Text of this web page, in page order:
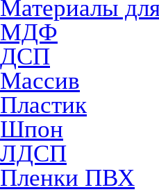
Материалы
МДФ
ДСП
Массив
Пластик
Шпон
ЛДСП
Пленки ПВХ